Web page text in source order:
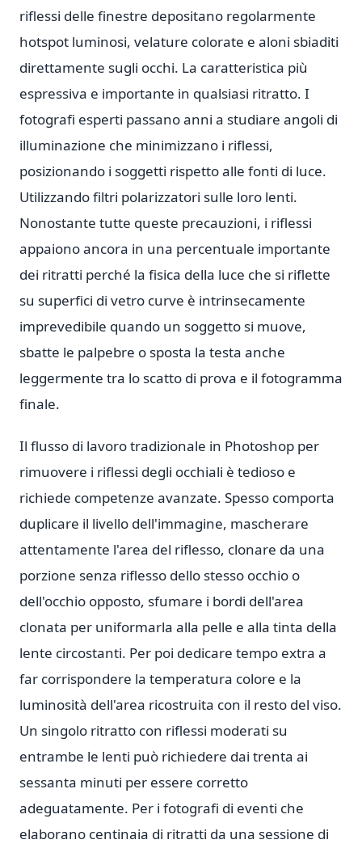
riflessi delle finestre depositano regolarmente
hotspot luminosi, velature colorate e aloni sbiaditi
direttamente sugli occhi. La caratteristica più
espressiva e importante in qualsiasi ritratto. I
fotografi esperti passano anni a studiare angoli di
illuminazione che minimizzano i riflessi,
posizionando i soggetti rispetto alle fonti di luce.
Utilizzando filtri polarizzatori sulle loro lenti.
Nonostante tutte queste precauzioni, i riflessi
appaiono ancora in una percentuale importante
dei ritratti perché la fisica della luce che si riflette
su superfici di vetro curve è intrinsecamente
imprevedibile quando un soggetto si muove,
sbatte le palpebre o sposta la testa anche
leggermente tra lo scatto di prova e il fotogramma
finale.
Il flusso di lavoro tradizionale in Photoshop per
rimuovere i riflessi degli occhiali è tedioso e
richiede competenze avanzate. Spesso comporta
duplicare il livello dell'immagine, mascherare
attentamente l'area del riflesso, clonare da una
porzione senza riflesso dello stesso occhio o
dell'occhio opposto, sfumare i bordi dell'area
clonata per uniformarla alla pelle e alla tinta della
lente circostanti. Per poi dedicare tempo extra a
far corrispondere la temperatura colore e la
luminosità dell'area ricostruita con il resto del viso.
Un singolo ritratto con riflessi moderati su
entrambe le lenti può richiedere dai trenta ai
sessanta minuti per essere corretto
adeguatamente. Per i fotografi di eventi che
elaborano centinaia di ritratti da una sessione di